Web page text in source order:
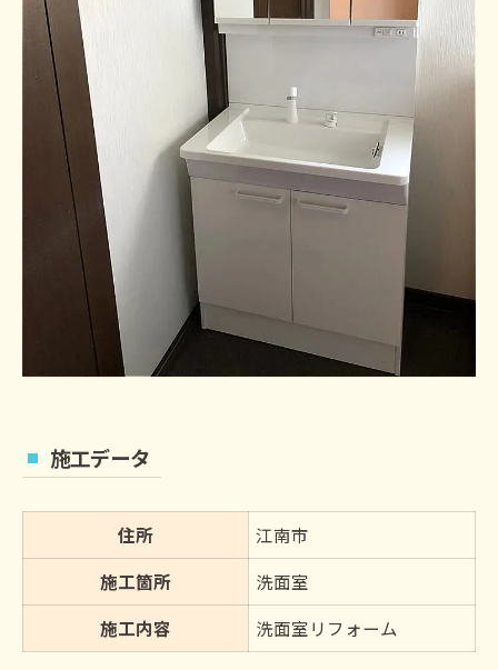
施工データ
住所
江南市
施工箇所
洗面室
施工内容
洗面室リフォーム